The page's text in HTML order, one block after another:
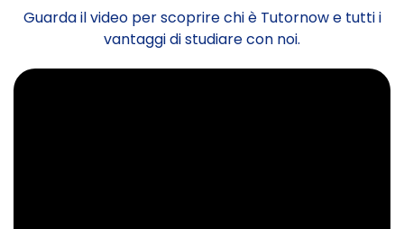
Guarda il video per scoprire chi è Tutornow e tutti i
vantaggi di studiare con noi.